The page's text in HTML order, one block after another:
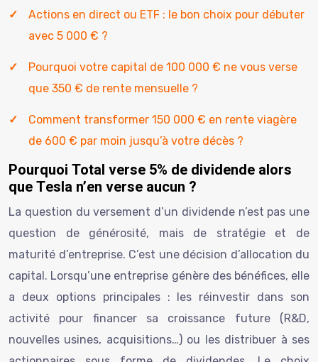
Actions en direct ou ETF : le bon choix pour débuter
avec 5 000 € ?
Pourquoi votre capital de 100 000 € ne vous verse
que 350 € de rente mensuelle ?
Comment transformer 150 000 € en rente viagère
de 600 € par moin jusqu’à votre décès ?
Pourquoi Total verse 5% de dividende alors
que Tesla n’en verse aucun ?
La question du versement d’un dividende n’est pas une
question de générosité, mais de stratégie et de
maturité d’entreprise. C’est une décision d’allocation du
capital. Lorsqu’une entreprise génère des bénéfices, elle
a deux options principales : les réinvestir dans son
activité pour financer sa croissance future (R&D,
nouvelles usines, acquisitions…) ou les distribuer à ses